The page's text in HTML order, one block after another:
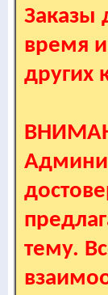
Заказы
время
других
тему.